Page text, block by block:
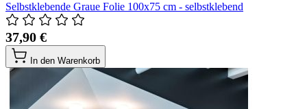
Selbstklebende Graue Folie 100x75 cm - selbstklebend
37,90 €
In den Warenkorb